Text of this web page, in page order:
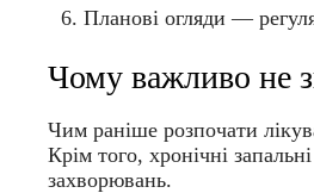
Планові огляди —
Чому важливо не
Чим раніше розпочати
Крім того, хронічні
захворювань.